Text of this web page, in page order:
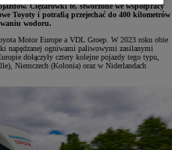
Ciężarówki te, stworzone we współpracy
Toyoty i potrafią przejechać do 400 kilometrów
wodoru.
Motor Europe a VDL Groep. W 2023 roku obie
napędzanej ogniwami paliwowymi zasilanymi
dołączyły cztery kolejne pojazdy tego typu,
Niemczech (Kolonia) oraz w Niderlandach